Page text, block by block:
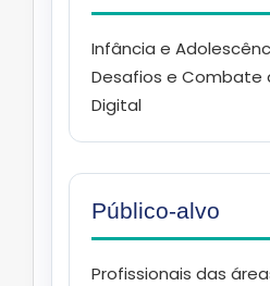
Infância e
Desafios e Combate
Digital
Público-alvo
Profissionais das